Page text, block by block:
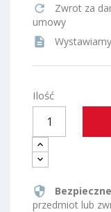
refresh
Zwrot za
umowy
description
Ilość
security
przedmiot lub